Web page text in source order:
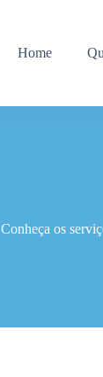
Home
Conheça os